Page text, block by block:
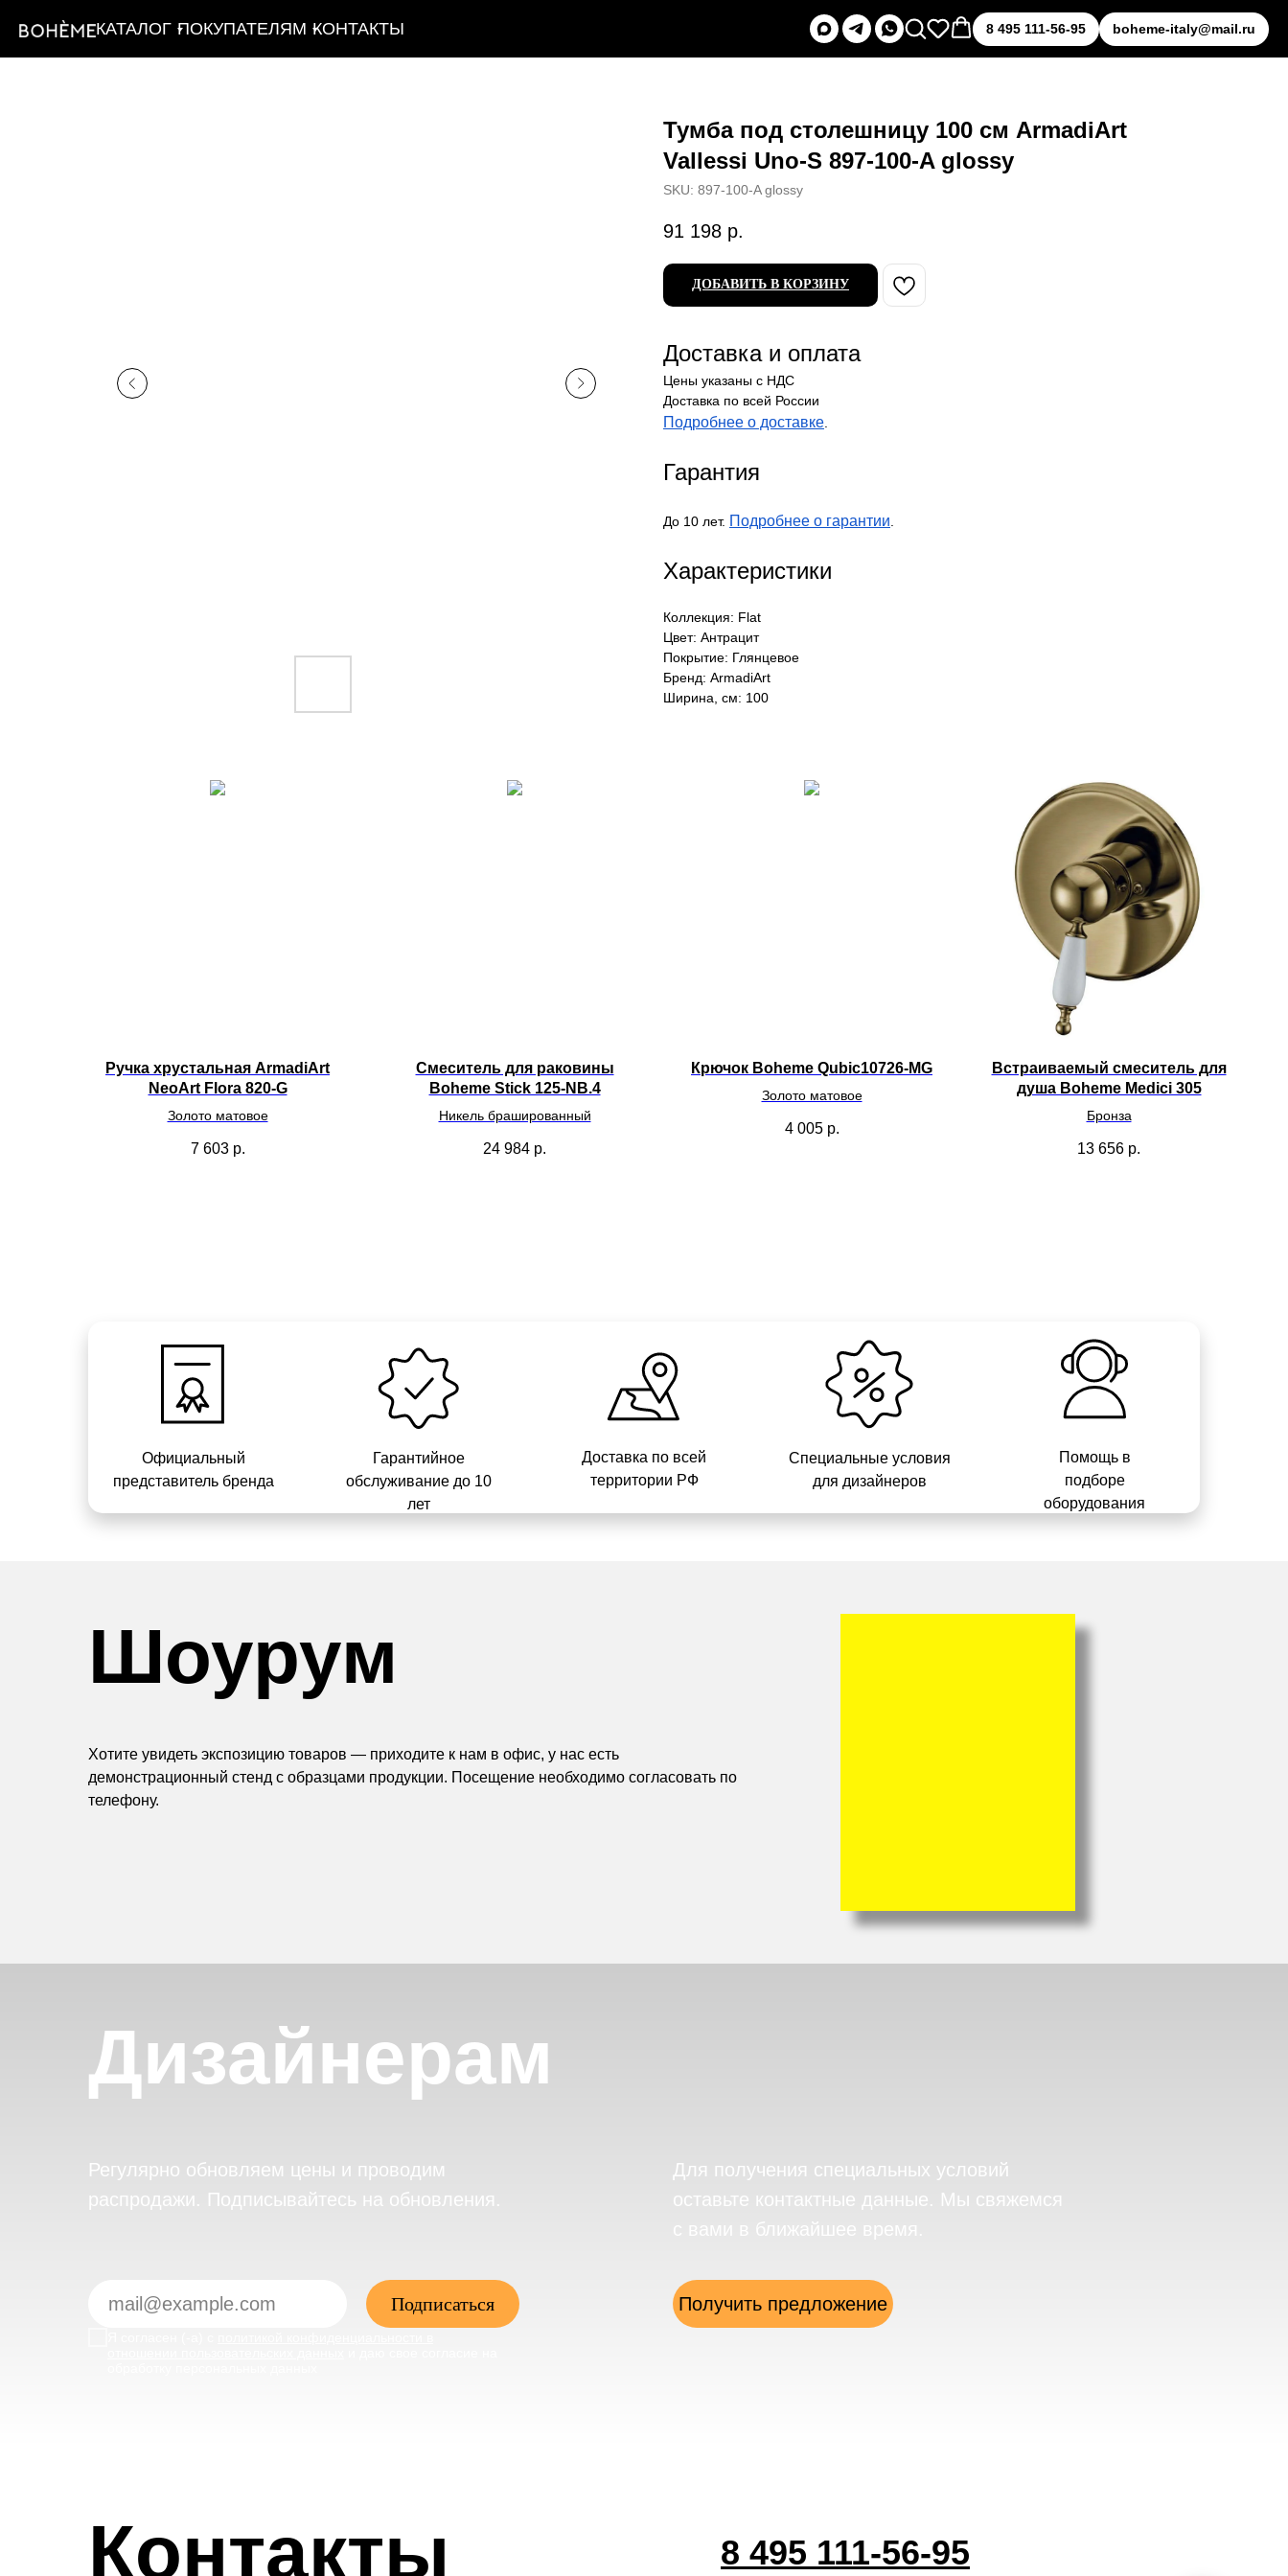
КАТАЛОГ ПОКУПАТЕЛЯМ КОНТАКТЫ 8 495 111-56-95 boheme-italy@mail.ru
Тумба под столешницу 100 см ArmadiArt
Vallessi Uno-S 897-100-A glossy
SKU: 897-100-A glossy
91 198 р.
ДОБАВИТЬ В КОРЗИНУ
Доставка и оплата
Цены указаны с НДС
Доставка по всей России
Подробнее о доставке.
Гарантия
До 10 лет. Подробнее о гарантии.
Характеристики
Коллекция: Flat
Цвет: Антрацит
Покрытие: Глянцевое
Бренд: ArmadiArt
Ширина, см: 100
Ручка хрустальная ArmadiArt
NeoArt Flora 820-G
Золото матовое
7 603 р.
Смеситель для раковины
Boheme Stick 125-NB.4
Никель брашированный
24 984 р.
Крючок Boheme Qubic10726-MG
Золото матовое
4 005 р.
Встраиваемый смеситель для
душа Boheme Medici 305
Бронза
13 656 р.
Официальный
представитель бренда
Доставка по всей
территории РФ
Гарантийное
обслуживание до 10
лет
Специальные условия
для дизайнеров
Помощь в
подборе
оборудования
Шоурум
Хотите увидеть экспозицию товаров — приходите к нам в офис, у нас есть
демонстрационный стенд с образцами продукции. Посещение необходимо согласовать по
телефону.
Дизайнерам
Регулярно обновляем цены и проводим
распродажи. Подписывайтесь на обновления.
Подписаться
Для получения специальных условий
оставьте контактные данные. Мы свяжемся
с вами в ближайшее время.
Получить предложение
Контакты 8 495 111-56-95